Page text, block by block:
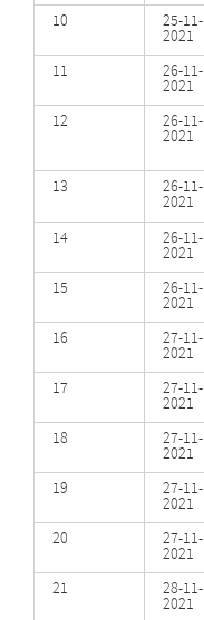
10
25-11-
2021
11
26-11-
2021
12
26-11-
2021
13
26-11-
2021
14
26-11-
2021
15
26-11-
2021
16
27-11-
2021
17
27-11-
2021
18
27-11-
2021
19
27-11-
2021
20
27-11-
2021
21
28-11-
2021